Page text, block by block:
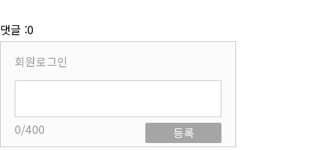
댓글 :0
회원로그인
0/400 등록